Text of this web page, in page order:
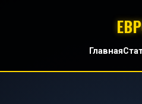
Главная